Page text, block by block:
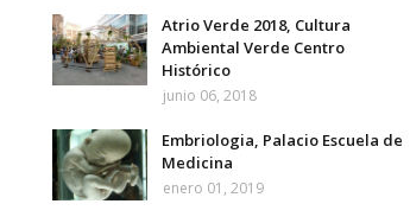
Atrio Verde 2018, Cultura
Ambiental Verde Centro
Histórico
junio 06, 2018
Embriologia, Palacio Escuela de
Medicina
enero 01, 2019